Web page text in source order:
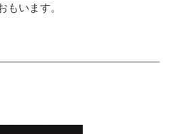
もいます。